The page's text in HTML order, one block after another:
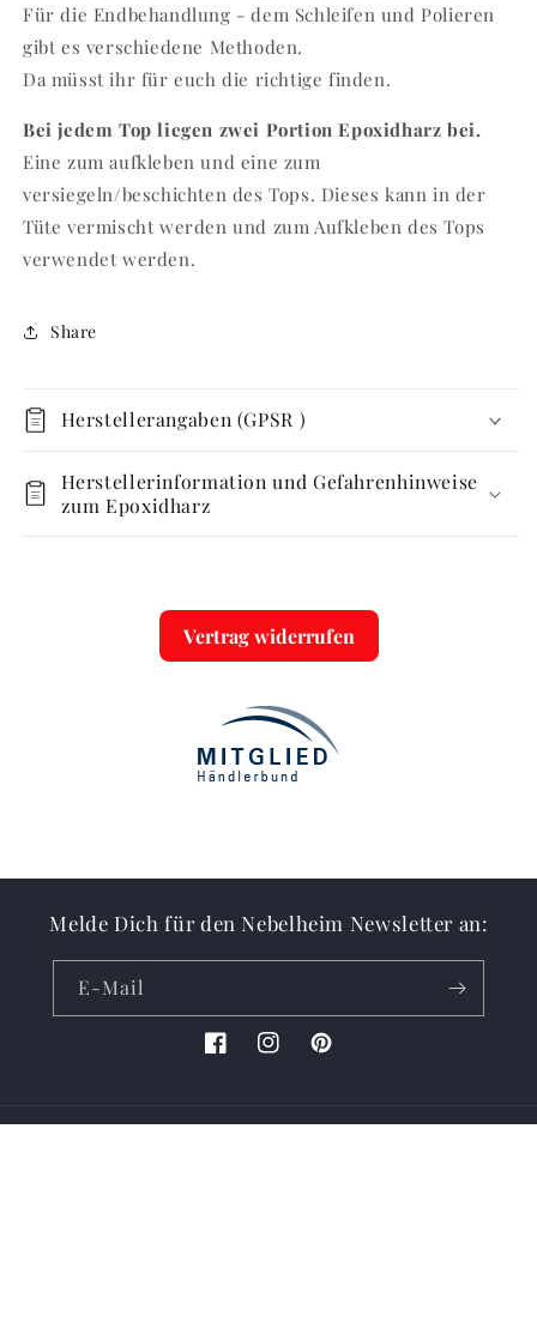
Für die Endbehandlung - dem Schleifen und Polieren
gibt es verschiedene Methoden.
Da müsst ihr für euch die richtige finden.
Bei jedem Top liegen zwei Portion Epoxidharz bei.
Eine zum aufkleben und eine zum
versiegeln/beschichten des Tops. Dieses kann in der
Tüte vermischt werden und zum Aufkleben des Tops
verwendet werden.
Share
Herstellerangaben (GPSR )
Herstellerinformation und Gefahrenhinweise
zum Epoxidharz
Vertrag widerrufen
Melde Dich für den Nebelheim Newsletter an:
E-Mail
FacebookInstagramPinterest